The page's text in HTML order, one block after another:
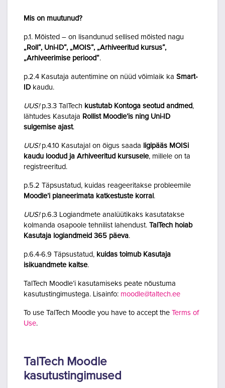
Mis on muutunud?
p.1. Mõisted – on lisandunud sellised mõisted nagu
„Roll“, Uni-ID“, „MOIS“, „Arhiveeritud kursus“,
„Arhiveerimise periood“.
p.2.4 Kasutaja autentimine on nüüd võimlaik ka Smart-
ID kaudu.
UUS!p.3.3 TalTech kustutab Kontoga seotud andmed,
lähtudes Kasutaja Rollist Moodle’is ning Uni-ID
sulgemise ajast.
UUS!p.4.10 Kasutajal on õigus saada ligipääs MOISi
kaudu loodud ja Arhiveeritud kursusele, millele on ta
registreeritud.
p.5.2 Täpsustatud, kuidas reageeritakse probleemile
Moodle’i planeerimata katkestuste korral .
UUS!p.6.3 Logiandmete analüütikaks kasutatakse
kolmanda osapoole tehnilist lahendust. TalTech hoiab
Kasutaja logiandmeid 365 päeva.
p.6.4-6.9 Täpsustatud, kuidas toimub Kasutaja
isikuandmete kaitse.
TalTech Moodle’i kasutamiseks peate nõustuma
kasutustingimustega. Lisainfo: moodle@taltech.ee
To use TalTech Moodle you have to accept the Terms of
Use.
TalTech Moodle
kasutustingimused